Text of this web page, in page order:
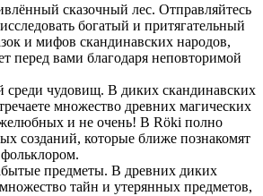
сказочный лес. Отправляйтесь
богатый и притягательный
и мифов скандинавских народов,
перед вами благодаря неповторимой
среди чудовищ. В диких скандинавских
множество древних магических
и не очень! В Röki полно
созданий, которые ближе познакомят
предметы. В древних диких
тайн и утерянных предметов,